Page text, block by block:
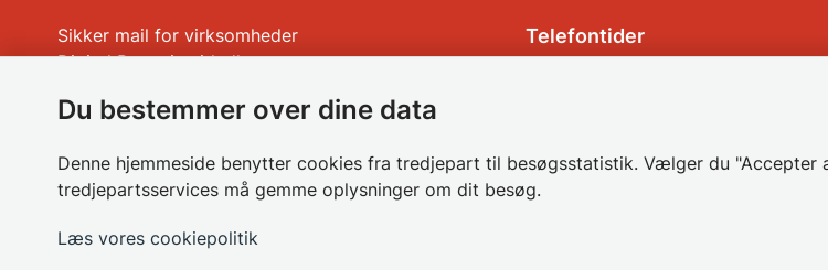
Sikker mail for virksomheder
Digital Post via virk.dk
Ikke sikker mail
CVR-nummer65120119
Telefontider
Du bestemmer over dine data
Denne hjemmeside benytter cookies fra tredjepart til besøgsstatistik. Vælger du "Accepter
tredjepartsservices må gemme oplysninger om dit besøg.
Læs vores cookiepolitik